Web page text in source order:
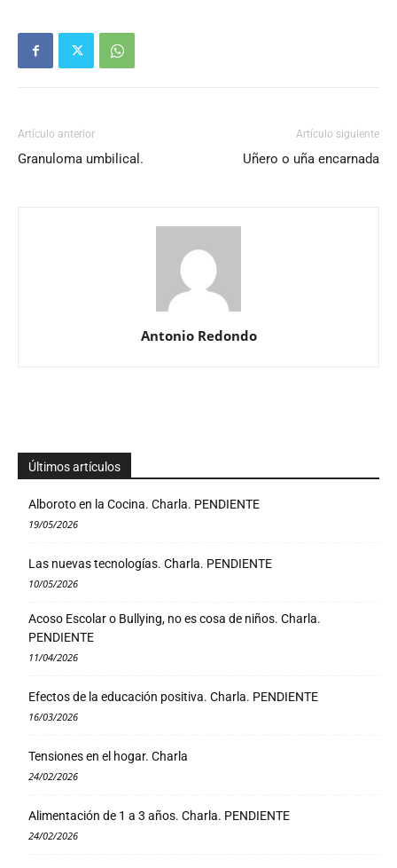
Artículo anterior
Granuloma umbilical.
Artículo siguiente
Uñero o uña encarnada
Antonio Redondo
Últimos artículos
Alboroto en la Cocina. Charla. PENDIENTE
19/05/2026
Las nuevas tecnologías. Charla. PENDIENTE
10/05/2026
Acoso Escolar o Bullying, no es cosa de niños. Charla.
PENDIENTE
11/04/2026
Efectos de la educación positiva. Charla. PENDIENTE
16/03/2026
Tensiones en el hogar. Charla
24/02/2026
Alimentación de 1 a 3 años. Charla. PENDIENTE
24/02/2026